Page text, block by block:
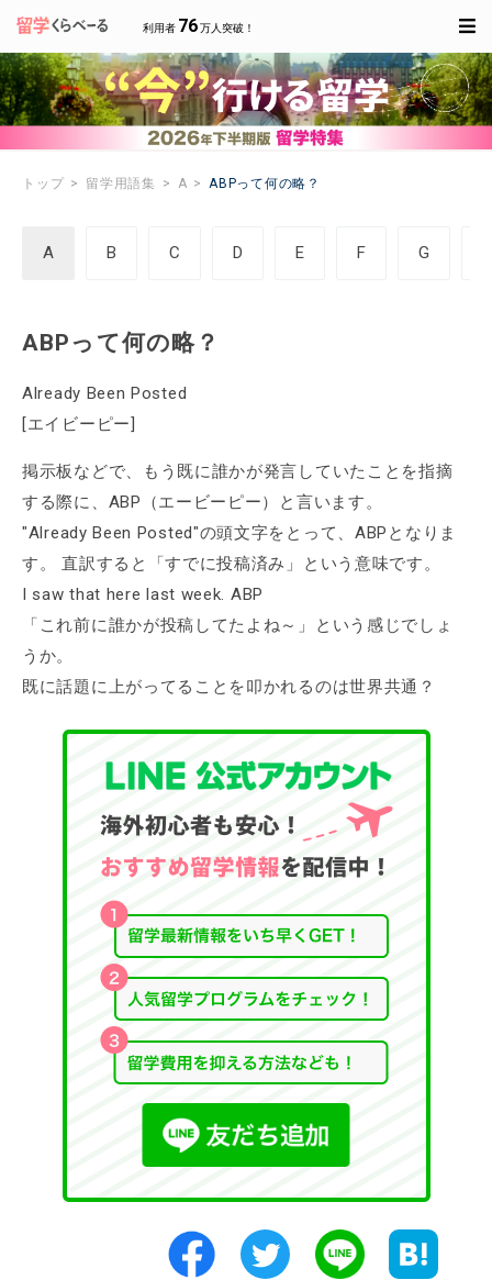
利用者 76万人突破！
トップ 留学用語集 A ABPって何の略？
A B C D E F G
ABPって何の略？
Already Been Posted
[エイビーピー]
掲示板などで、もう既に誰かが発言していたことを指摘
する際に、ABP（エービーピー）と言います。
"Already Been Posted"の頭文字をとって、ABPとなりま
す。 直訳すると「すでに投稿済み」という意味です。
I saw that here last week. ABP
「これ前に誰かが投稿してたよね～」という感じでしょ
うか。
既に話題に上がってることを叩かれるのは世界共通？